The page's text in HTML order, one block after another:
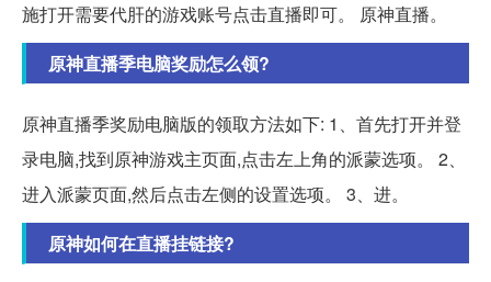
施打开需要代肝的游戏账号点击直播即可。 原神直播。
原神直播季电脑奖励怎么领?
原神直播季奖励电脑版的领取方法如下: 1、首先打开并登
录电脑,找到原神游戏主页面,点击左上角的派蒙选项。 2、
进入派蒙页面,然后点击左侧的设置选项。 3、进。
原神如何在直播挂链接?